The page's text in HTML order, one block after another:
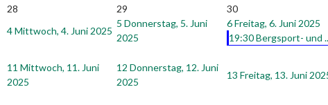
28 29
30
4Mittwoch, 4. Juni 2025
5 Donnerstag, 5. Juni
2025
6Freitag, 6. Juni 2025
19:30 Bergsport- und
11 Mittwoch, 11. Juni
2025
12 Donnerstag, 12. Juni
2025
13 Freitag, 13. Juni